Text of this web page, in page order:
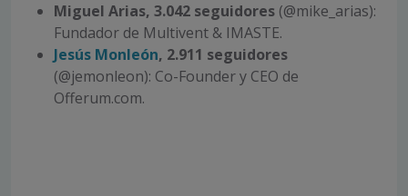
Miguel Arias, 3.042 seguidores (@mike_arias):
Fundador de Multivent & IMASTE.
Jesús Monleón, 2.911 seguidores
(@jemonleon): Co-Founder y CEO de
Offerum.com.